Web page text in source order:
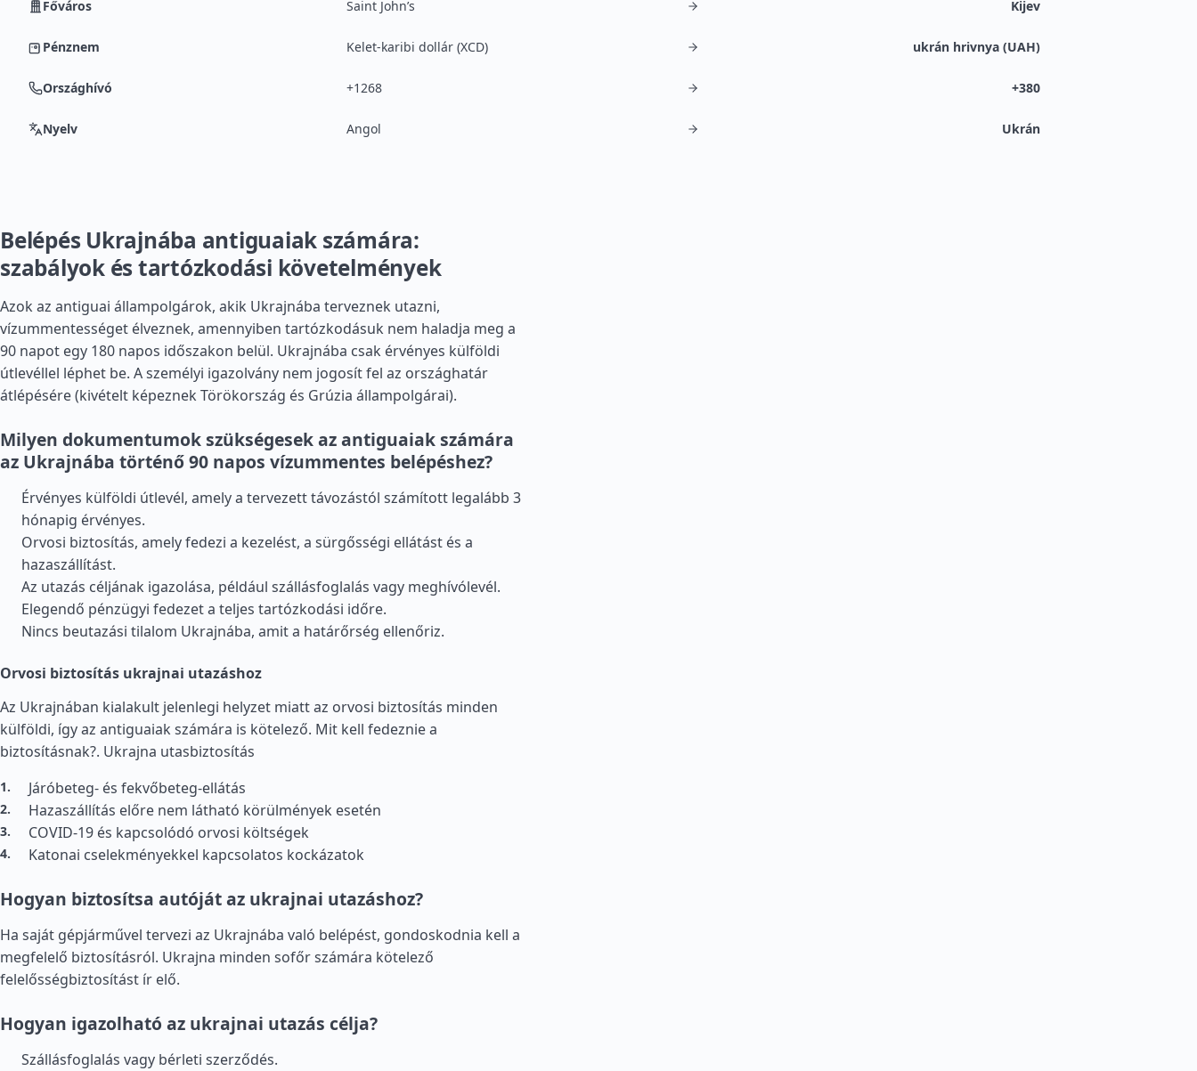
Főváros Saint John’s Kijev
Pénznem Kelet-karibi dollár (XCD) ukrán hrivnya (UAH)
Országhívó +1268 +380
Nyelv Angol Ukrán
Belépés Ukrajnába antiguaiak számára:
szabályok és tartózkodási követelmények
Azok az antiguai állampolgárok, akik Ukrajnába terveznek utazni,
vízummentességet élveznek, amennyiben tartózkodásuk nem haladja meg a
90 napot egy 180 napos időszakon belül. Ukrajnába csak érvényes külföldi
útlevéllel léphet be. A személyi igazolvány nem jogosít fel az országhatár
átlépésére (kivételt képeznek Törökország és Grúzia állampolgárai).
Milyen dokumentumok szükségesek az antiguaiak számára
az Ukrajnába történő 90 napos vízummentes belépéshez?
Érvényes külföldi útlevél, amely a tervezett távozástól számított legalább 3
hónapig érvényes.
Orvosi biztosítás, amely fedezi a kezelést, a sürgősségi ellátást és a
hazaszállítást.
Az utazás céljának igazolása, például szállásfoglalás vagy meghívólevél.
Elegendő pénzügyi fedezet a teljes tartózkodási időre.
Nincs beutazási tilalom Ukrajnába, amit a határőrség ellenőriz.
Orvosi biztosítás ukrajnai utazáshoz
Az Ukrajnában kialakult jelenlegi helyzet miatt az orvosi biztosítás minden
külföldi, így az antiguaiak számára is kötelező. Mit kell fedeznie a
biztosításnak?. Ukrajna utasbiztosítás
Járóbeteg- és fekvőbeteg-ellátás
Hazaszállítás előre nem látható körülmények esetén
COVID-19 és kapcsolódó orvosi költségek
Katonai cselekményekkel kapcsolatos kockázatok
Hogyan biztosítsa autóját az ukrajnai utazáshoz?
Ha saját gépjárművel tervezi az Ukrajnába való belépést, gondoskodnia kell a
megfelelő biztosításról. Ukrajna minden sofőr számára kötelező
felelősségbiztosítást ír elő.
Hogyan igazolható az ukrajnai utazás célja?
Szállásfoglalás vagy bérleti szerződés.